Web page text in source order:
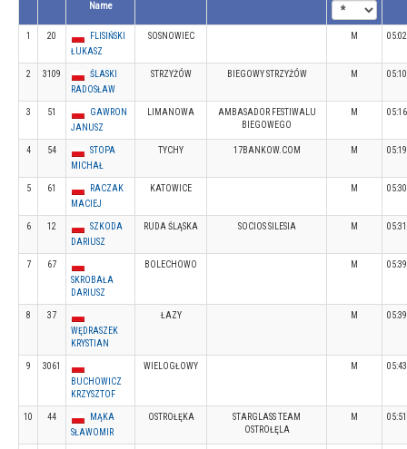
Name
1 20
FLISIŃSKI
ŁUKASZ
SOSNOWIEC M
2 3109
ŚLASKI
RADOSŁAW
STRZYŻÓW BIEGOWY STRZYŻÓW M
3 51
GAWRON
JANUSZ
LIMANOWA
AMBASADOR FESTIWALU
BIEGOWEGO
M
4 54
STOPA
MICHAŁ
TYCHY 17BANKOW.COM M
5 61
RACZAK
MACIEJ
KATOWICE M
6 12
SZKODA
DARIUSZ
RUDA ŚLĄSKA SOCIOS SILESIA M
7
67
SKROBAŁA
DARIUSZ
BOLECHOWO M
8
37
WĘDRASZEK
KRYSTIAN
ŁAZY M
9
3061
BUCHOWICZ
KRZYSZTOF
WIELOGŁOWY M
10 44
MĄKA
SŁAWOMIR
OSTROŁĘKA
STARGLASS TEAM
OSTROŁĘLA
M